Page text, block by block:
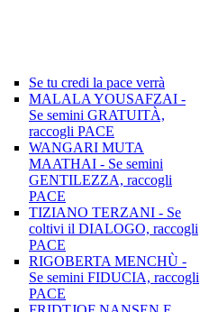
Se tu credi la pace verrà
MALALA YOUSAFZAI -
Se semini GRATUITÀ,
raccogli PACE
WANGARI MUTA
MAATHAI - Se semini
GENTILEZZA, raccogli
PACE
TIZIANO TERZANI - Se
coltivi il DIALOGO, raccogli
PACE
RIGOBERTA MENCHÙ -
Se semini FIDUCIA, raccogli
PACE